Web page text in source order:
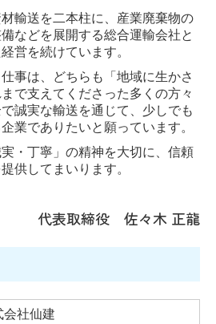
輸送を二本柱に、産業廃棄物の
などを展開する総合運輸会社と
営を続けています。
事は、どちらも「地域に生かさ
で支えてくださった多くの方々
誠実な輸送を通じて、少しでも
業でありたいと願っています。
・丁寧」の精神を大切に、信頼
供してまいります。
代表取締役 佐々木 正龍
会社仙建